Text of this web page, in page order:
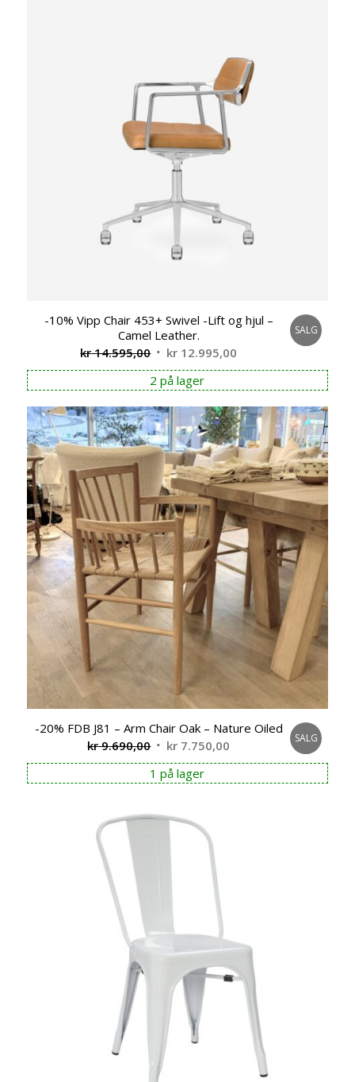
-10% Vipp Chair 453+ Swivel -Lift og hjul –
Camel Leather.
kr14.595,00 Opprinnelig
pris
var:
kr 14.595,00.
kr 12.995,00
pris
er:
kr 12.995,00.
SALG
2 på lager
-20% FDB J81 – Arm Chair Oak – Nature Oiled
kr9.690,00 Opprinnelig
pris
var:
kr 7.750,00 Nåværende
pris
er:
SALG
1 på lager